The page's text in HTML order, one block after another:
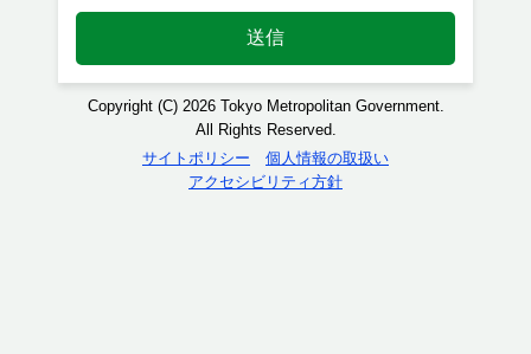
送信
Copyright (C) 2026 Tokyo Metropolitan Government.
All Rights Reserved.
サイトポリシー
個人情報の取扱い
アクセシビリティ方針